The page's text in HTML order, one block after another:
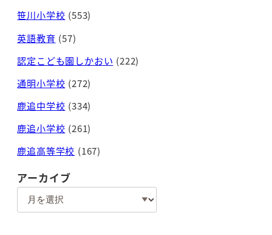
笹川小学校 (553)
英語教育 (57)
認定こども園しかおい (222)
通明小学校 (272)
鹿追中学校 (334)
鹿追小学校 (261)
鹿追高等学校 (167)
アーカイブ